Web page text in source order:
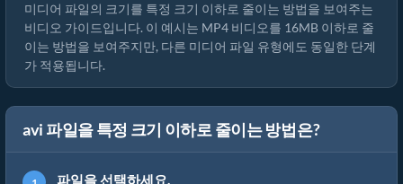
미디어 파일의 크기를 특정 크기 이하로 줄이는 방법을 보여주는
비디오 가이드입니다. 이 예시는 MP4 비디오를 16MB 이하로 줄
이는 방법을 보여주지만, 다른 미디어 파일 유형에도 동일한 단계
가 적용됩니다.
avi 파일을 특정 크기 이하로 줄이는 방법은?
파일을 선택하세요.